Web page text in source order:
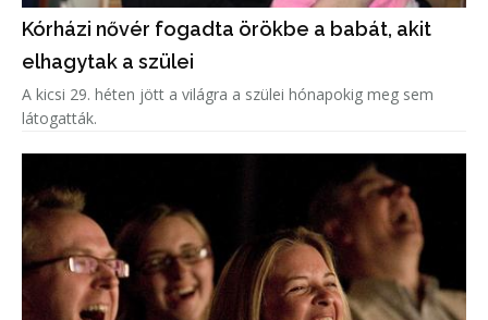
Kórházi nővér fogadta örökbe a babát, akit
elhagytak a szülei
A kicsi 29. héten jött a világra a szülei hónapokig meg sem
látogatták.